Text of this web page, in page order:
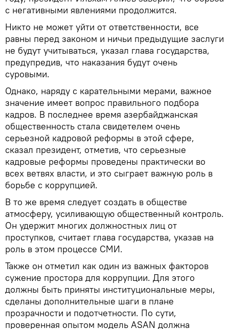
с негативными явлениями продолжится.
Никто не может уйти от ответственности, все
равны перед законом и ничьи предыдущие заслуги
не будут учитываться, указал глава государства,
предупредив, что наказания будут очень
суровыми.
Однако, наряду с карательными мерами, важное
значение имеет вопрос правильного подбора
кадров. В последнее время азербайджанская
общественность стала свидетелем очень
серьезной кадровой реформы в этой сфере,
сказал президент, отметив, что серьезные
кадровые реформы проведены практически во
всех ветвях власти, и это сыграет важную роль в
борьбе с коррупцией.
В то же время следует создать в обществе
атмосферу, усиливающую общественный контроль.
Он удержит многих должностных лиц от
проступков, считает глава государства, указав на
роль в этом процессе СМИ.
Также он отметил как один из важных факторов
сужение простора для коррупции. Для этого
должны быть приняты институциональные меры,
сделаны дополнительные шаги в плане
прозрачности и подотчетности. По сути,
проверенная опытом модель ASAN должна